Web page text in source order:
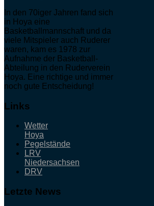
In den 70iger Jahren fand sich
in Hoya eine
Basketballmannschaft und da
viele Mitspieler auch Ruderer
waren, kam es 1978 zur
Aufnahme der Basketball-
Abteilung in den Ruderverein
Hoya. Eine richtige und immer
noch gute Entscheidung!
Links
Wetter
Hoya
Pegelstände
LRV
Niedersachsen
DRV
Letzte News